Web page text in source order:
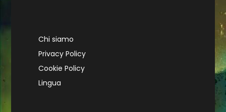
Chi siamo
Privacy Policy
Cookie Policy
Lingua